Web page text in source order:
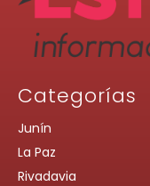
Categorías
Junín
La Paz
Rivadavia